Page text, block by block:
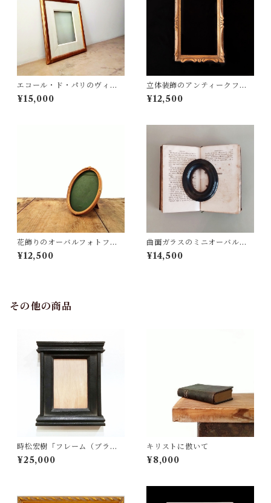
エコール・ド・パリのヴィン
テージフレーム
¥15,000
立体装飾のアンティークフレ
ーム
¥12,500
花飾りのオーバルフォトフレ
ーム
¥12,500
曲面ガラスのミニオーバルフ
レーム
¥14,500
その他の商品
時松宏樹「フレーム（ブラッ
ク祭壇・A5サイズ）」
¥25,000
キリストに倣いて
¥8,000